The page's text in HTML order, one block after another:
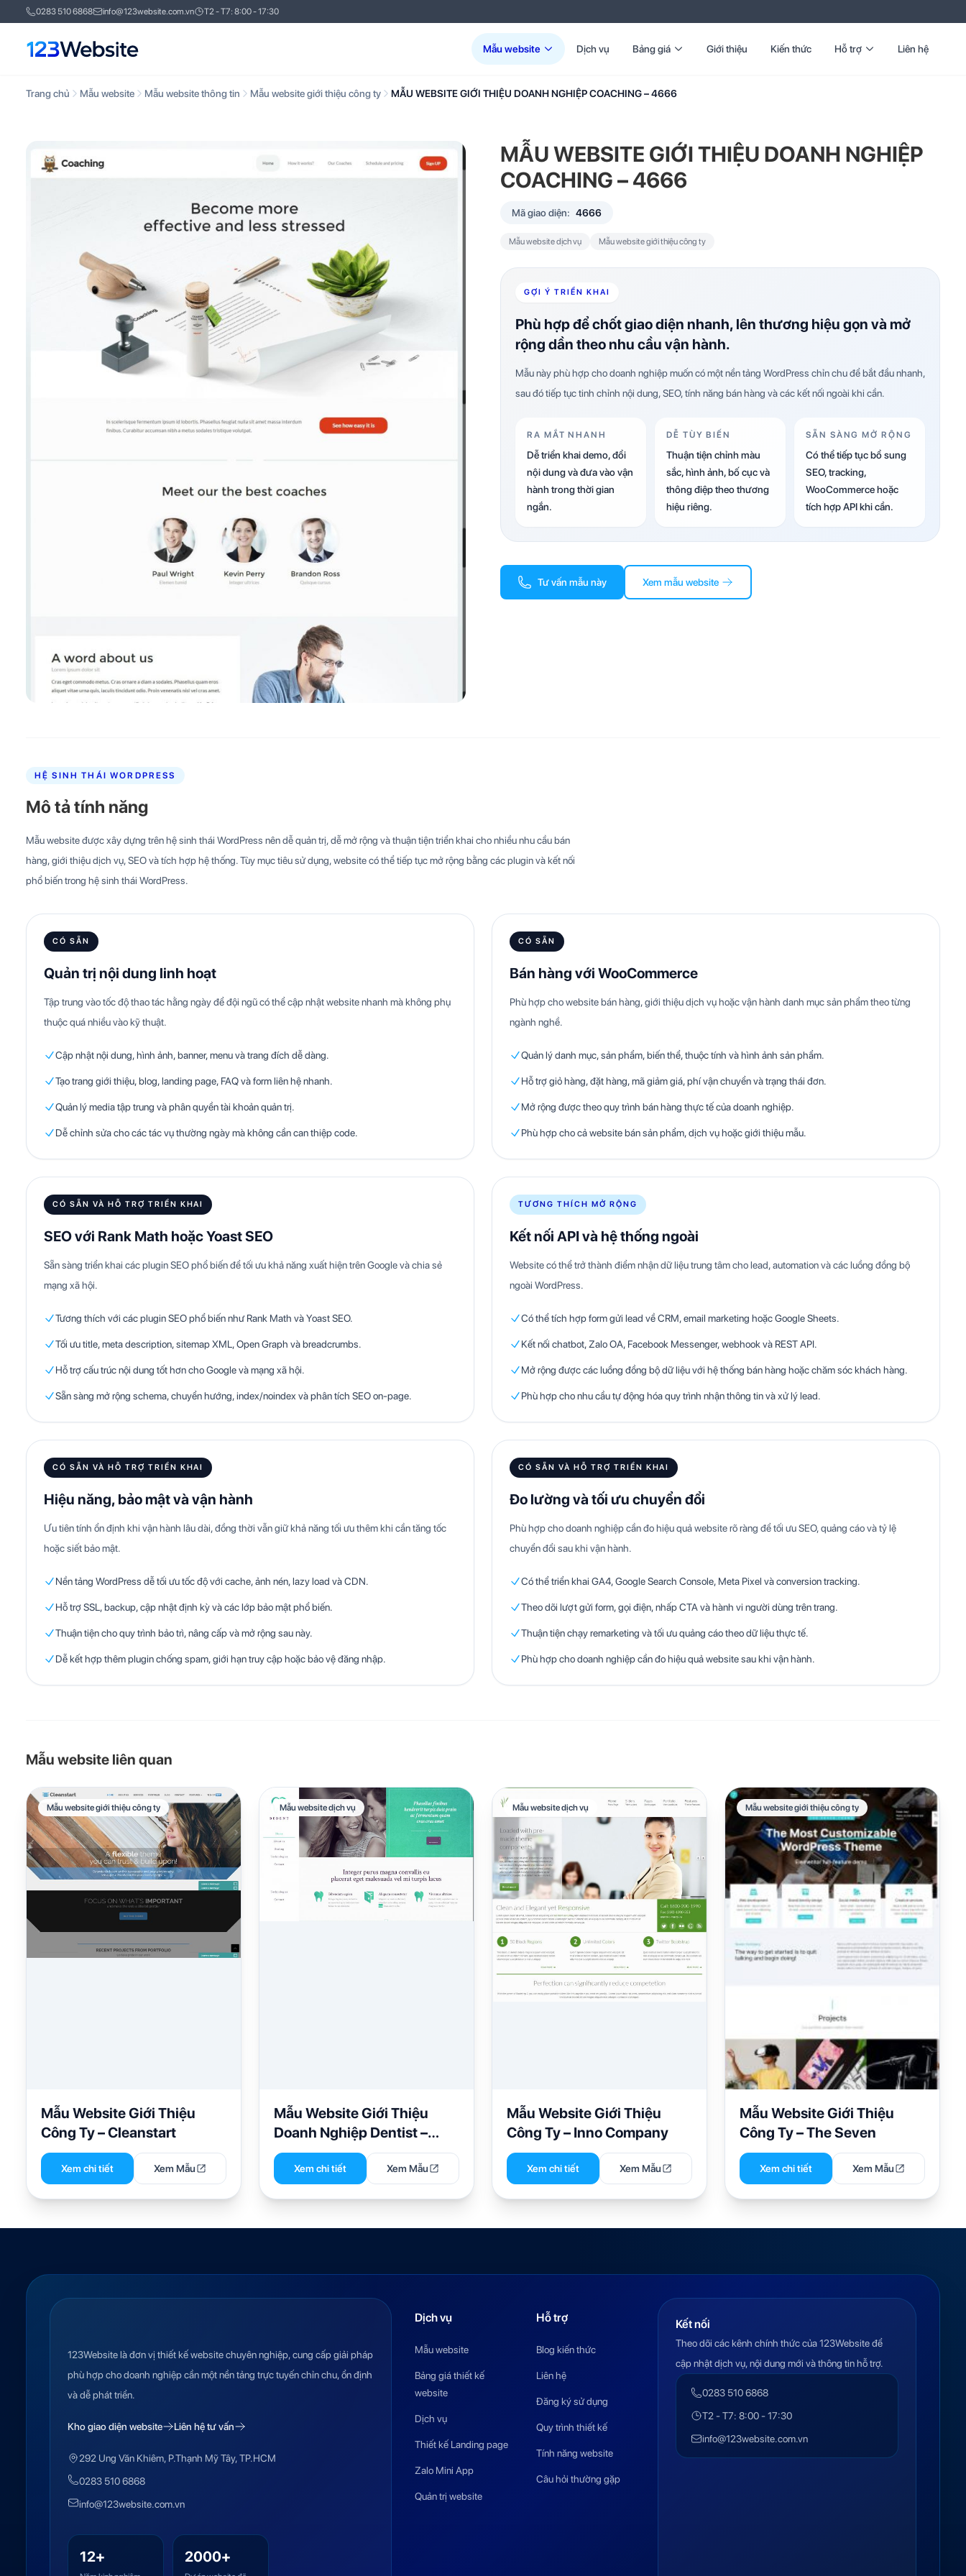
0283 510 6868 info@123website.com.vn T2 - T7: 8:00 - 17:30
Mẫu website Dịch vụ Bảng giá Giới thiệu Kiến thức Hỗ trợ Liên hệ
Trang chủ Mẫu website Mẫu website thông tin Mẫu website giới thiệu công ty MẪU WEBSITE GIỚI THIỆU DOANH NGHIỆP COACHING – 4666
MẪU WEBSITE GIỚI THIỆU DOANH NGHIỆP
COACHING – 4666
Mã giao diện: 4666
Mẫu website dịch vụ Mẫu website giới thiệu công ty
GỢI Ý TRIỂN KHAI
Phù hợp để chốt giao diện nhanh, lên thương hiệu gọn và mở
rộng dần theo nhu cầu vận hành.
Mẫu này phù hợp cho doanh nghiệp muốn có một nền tảng WordPress chỉn chu để bắt đầu nhanh,
sau đó tiếp tục tinh chỉnh nội dung, SEO, tính năng bán hàng và các kết nối ngoài khi cần.
RA MẮT NHANH
Dễ triển khai demo, đổi
nội dung và đưa vào vận
hành trong thời gian
ngắn.
DỄ TÙY BIẾN
Thuận tiện chỉnh màu
sắc, hình ảnh, bố cục và
thông điệp theo thương
hiệu riêng.
SẴN SÀNG MỞ RỘNG
Có thể tiếp tục bổ sung
SEO, tracking,
WooCommerce hoặc
tích hợp API khi cần.
Tư vấn mẫu này Xem mẫu website
HỆ SINH THÁI WORDPRESS
Mô tả tính năng
Mẫu website được xây dựng trên hệ sinh thái WordPress nên dễ quản trị, dễ mở rộng và thuận tiện triển khai cho nhiều nhu cầu bán
hàng, giới thiệu dịch vụ, SEO và tích hợp hệ thống. Tùy mục tiêu sử dụng, website có thể tiếp tục mở rộng bằng các plugin và kết nối
phổ biến trong hệ sinh thái WordPress.
CÓ SẴN
Quản trị nội dung linh hoạt
Tập trung vào tốc độ thao tác hằng ngày để đội ngũ có thể cập nhật website nhanh mà không phụ
thuộc quá nhiều vào kỹ thuật.
Cập nhật nội dung, hình ảnh, banner, menu và trang đích dễ dàng.
Tạo trang giới thiệu, blog, landing page, FAQ và form liên hệ nhanh.
Quản lý media tập trung và phân quyền tài khoản quản trị.
Dễ chỉnh sửa cho các tác vụ thường ngày mà không cần can thiệp code.
CÓ SẴN
Bán hàng với WooCommerce
Phù hợp cho website bán hàng, giới thiệu dịch vụ hoặc vận hành danh mục sản phẩm theo từng
ngành nghề.
Quản lý danh mục, sản phẩm, biến thể, thuộc tính và hình ảnh sản phẩm.
Hỗ trợ giỏ hàng, đặt hàng, mã giảm giá, phí vận chuyển và trạng thái đơn.
Mở rộng được theo quy trình bán hàng thực tế của doanh nghiệp.
Phù hợp cho cả website bán sản phẩm, dịch vụ hoặc giới thiệu mẫu.
CÓ SẴN VÀ HỖ TRỢ TRIỂN KHAI
SEO với Rank Math hoặc Yoast SEO
Sẵn sàng triển khai các plugin SEO phổ biến để tối ưu khả năng xuất hiện trên Google và chia sẻ
mạng xã hội.
Tương thích với các plugin SEO phổ biến như Rank Math và Yoast SEO.
Tối ưu title, meta description, sitemap XML, Open Graph và breadcrumbs.
Hỗ trợ cấu trúc nội dung tốt hơn cho Google và mạng xã hội.
Sẵn sàng mở rộng schema, chuyển hướng, index/noindex và phân tích SEO on-page.
TƯƠNG THÍCH MỞ RỘNG
Kết nối API và hệ thống ngoài
Website có thể trở thành điểm nhận dữ liệu trung tâm cho lead, automation và các luồng đồng bộ
ngoài WordPress.
Có thể tích hợp form gửi lead về CRM, email marketing hoặc Google Sheets.
Kết nối chatbot, Zalo OA, Facebook Messenger, webhook và REST API.
Mở rộng được các luồng đồng bộ dữ liệu với hệ thống bán hàng hoặc chăm sóc khách hàng.
Phù hợp cho nhu cầu tự động hóa quy trình nhận thông tin và xử lý lead.
CÓ SẴN VÀ HỖ TRỢ TRIỂN KHAI
Hiệu năng, bảo mật và vận hành
Ưu tiên tính ổn định khi vận hành lâu dài, đồng thời vẫn giữ khả năng tối ưu thêm khi cần tăng tốc
hoặc siết bảo mật.
Nền tảng WordPress dễ tối ưu tốc độ với cache, ảnh nén, lazy load và CDN.
Hỗ trợ SSL, backup, cập nhật định kỳ và các lớp bảo mật phổ biến.
Thuận tiện cho quy trình bảo trì, nâng cấp và mở rộng sau này.
Dễ kết hợp thêm plugin chống spam, giới hạn truy cập hoặc bảo vệ đăng nhập.
CÓ SẴN VÀ HỖ TRỢ TRIỂN KHAI
Đo lường và tối ưu chuyển đổi
Phù hợp cho doanh nghiệp cần đo hiệu quả website rõ ràng để tối ưu SEO, quảng cáo và tỷ lệ
chuyển đổi sau khi vận hành.
Có thể triển khai GA4, Google Search Console, Meta Pixel và conversion tracking.
Theo dõi lượt gửi form, gọi điện, nhấp CTA và hành vi người dùng trên trang.
Thuận tiện chạy remarketing và tối ưu quảng cáo theo dữ liệu thực tế.
Phù hợp cho doanh nghiệp cần đo hiệu quả website sau khi vận hành.
Mẫu website liên quan
Mẫu website giới thiệu công ty
Mẫu Website Giới Thiệu
Công Ty – Cleanstart
Xem chi tiết Xem Mẫu
Mẫu website dịch vụ
Mẫu Website Giới Thiệu
Doanh Nghiệp Dentist –
3779
Xem chi tiết Xem Mẫu
Mẫu website dịch vụ
Mẫu Website Giới Thiệu
Công Ty – Inno Company
Xem chi tiết Xem Mẫu
Mẫu website giới thiệu công ty
Mẫu Website Giới Thiệu
Công Ty – The Seven
Xem chi tiết Xem Mẫu
123Website là đơn vị thiết kế website chuyên nghiệp, cung cấp giải pháp
phù hợp cho doanh nghiệp cần một nền tảng trực tuyến chỉn chu, ổn định
và dễ phát triển.
Kho giao diện website Liên hệ tư vấn
292 Ung Văn Khiêm, P.Thạnh Mỹ Tây, TP.HCM
0283 510 6868
info@123website.com.vn
12+ 2000+
Dịch vụ
Mẫu website
Bảng giá thiết kế
website
Dịch vụ
Thiết kế Landing page
Zalo Mini App
Quản trị website
Hỗ trợ
Blog kiến thức
Liên hệ
Đăng ký sử dụng
Quy trình thiết kế
Tính năng website
Câu hỏi thường gặp
Kết nối
Theo dõi các kênh chính thức của 123Website để
cập nhật dịch vụ, nội dung mới và thông tin hỗ trợ.
0283 510 6868
T2 - T7: 8:00 - 17:30
info@123website.com.vn